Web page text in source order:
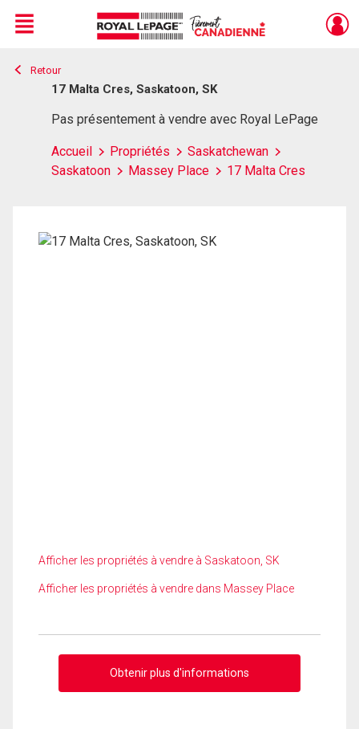
Live
En Direct
Menu
Retour
17 Malta Cres, Saskatoon, SK
Pas présentement à vendre avec Royal LePage
Accueil Propriétés
Saskatchewan
Saskatoon
Massey Place 17 Malta Cres
Afficher les propriétés à vendre à Saskatoon, SK
Afficher les propriétés à vendre dans Massey Place
Obtenir plus d'informations